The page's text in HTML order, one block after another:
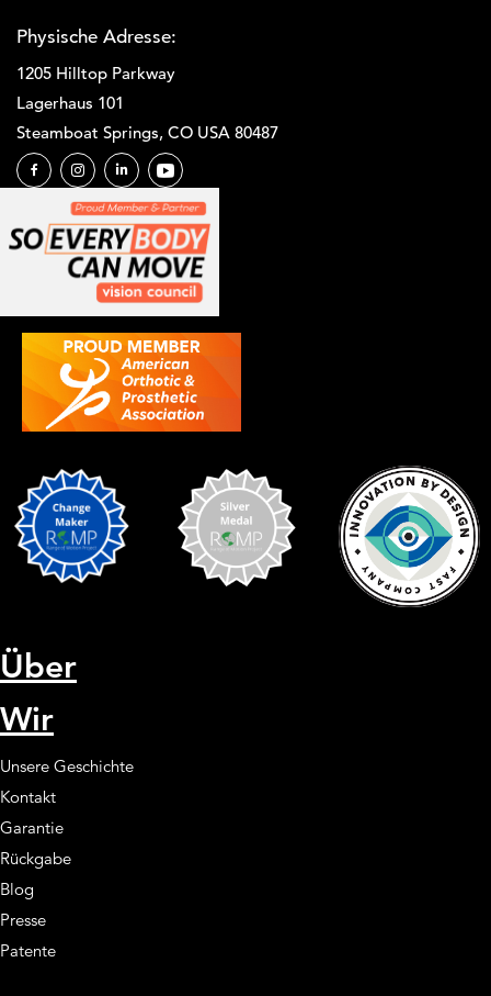
Physische Adresse:
1205 Hilltop Parkway
Lagerhaus 101
Steamboat Springs, CO USA 80487
Über
Wir
Unsere Geschichte
Kontakt
Garantie
Rückgabe
Blog
Presse
Patente